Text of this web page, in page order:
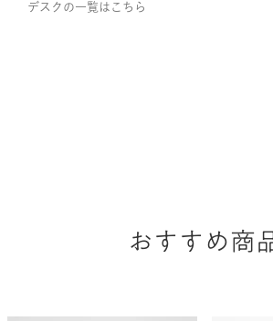
デスクの一覧はこちら
おすすめ商